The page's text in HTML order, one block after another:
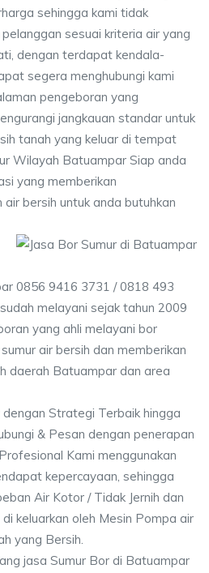
sehingga kami tidak
sesuai kriteria air yang
dengan terdapat kendala-
segera menghubungi kami
pengeboran yang
jangkauan standar untuk
tanah yang keluar di tempat
Wilayah Batuampar Siap anda
yang memberikan
bersih untuk anda butuhkan
0856 9416 3731 / 0818 493
melayani sejak tahun 2009
yang ahli melayani bor
air bersih dan memberikan
daerah Batuampar dan area
Strategi Terbaik hingga
& Pesan dengan penerapan
Kami menggunakan
kepercayaan, sehingga
Air Kotor / Tidak Jernih dan
keluarkan oleh Mesin Pompa air
yang Bersih.
jasa Sumur Bor di Batuampar